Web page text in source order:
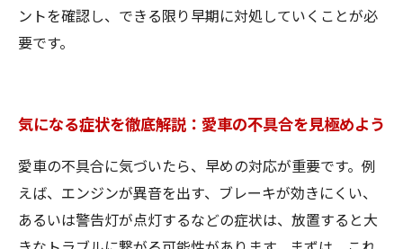
ントを確認し、できる限り早期に対処していくことが必
要です。
気になる症状を徹底解説：愛車の不具合を見極めよう
愛車の不具合に気づいたら、早めの対応が重要です。例
えば、エンジンが異音を出す、ブレーキが効きにくい、
あるいは警告灯が点灯するなどの症状は、放置すると大